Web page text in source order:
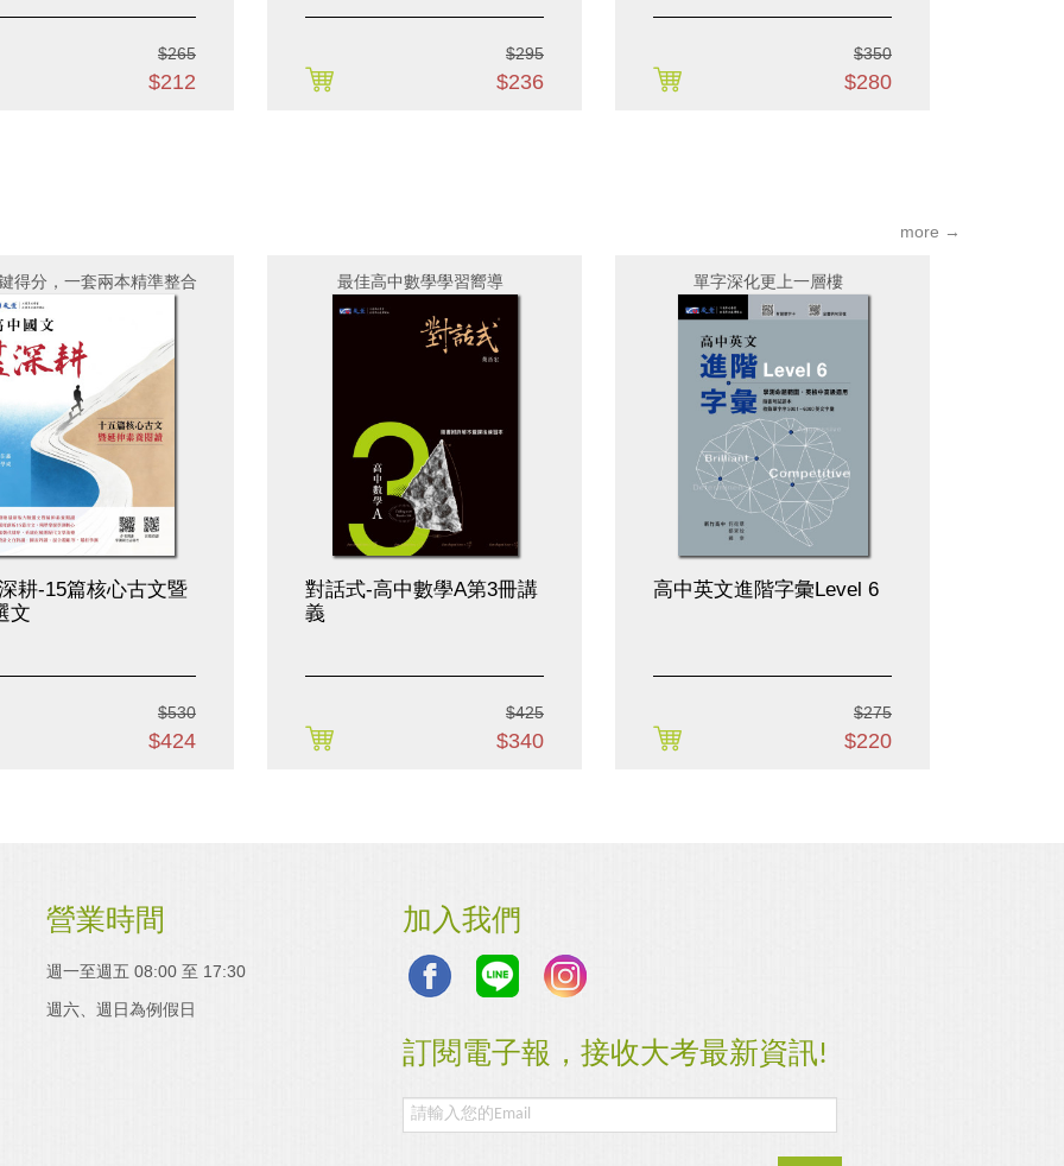
$265
$212
$295
$236
$350
$280
more →
得分，一套兩本精準整合
耕-15篇核心古文暨
文
$530
$424
最佳高中數學學習嚮導
對話式-高中數學A第3冊講
義
$425
$340
單字深化更上一層樓
高中英文進階字彙Level 6
$275
$220
營業時間
週一至週五 08:00 至 17:30
週六、週日為例假日
加入我們
訂閱電子報，接收大考最新資訊!